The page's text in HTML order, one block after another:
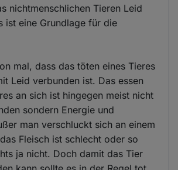
nichtmenschlichen Tieren Leid
ist eine Grundlage für die
mal, dass das töten eines Tieres
Leid verbunden ist. Das essen
an sich ist hingegen meist nicht
sondern Energie und
man verschluckt sich an einem
Fleisch ist schlecht oder so
ja nicht. Doch damit das Tier